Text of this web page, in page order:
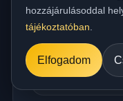
beállóra,
../referencia/15.jpg
hozzájárulásoddal
tájékoztatóban
Elfogadom